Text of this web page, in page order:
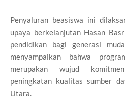
Penyaluran beasiswa ini
upaya berkelanjutan Hasan
pendidikan bagi generasi
menyampaikan bahwa
merupakan wujud
peningkatan kualitas sumber
Utara.